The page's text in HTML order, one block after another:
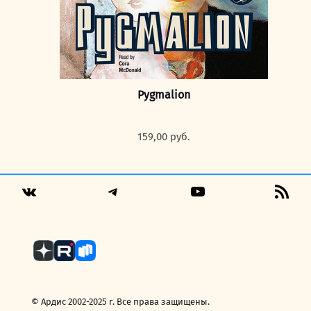
Pygmalion
159,00 руб.
© Ардис 2002-2025 г. Все права защищены.